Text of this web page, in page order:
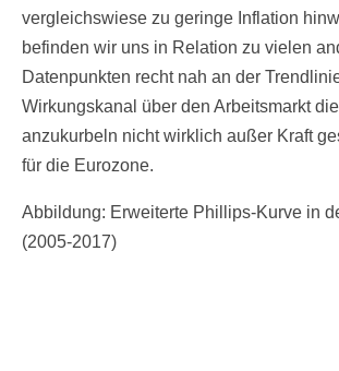
vergleichswiese zu geringe Inflation
befinden wir uns in Relation zu vielen
Datenpunkten recht nah an der
Wirkungskanal über den Arbeitsmarkt
anzukurbeln nicht wirklich außer Kraft
für die Eurozone.
Abbildung: Erweiterte Phillips-Kurve in
(2005-2017)